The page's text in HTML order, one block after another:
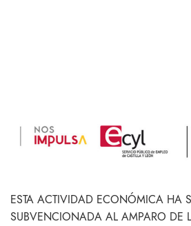
ESTA ACTIVIDAD ECONÓMICA HA
SUBVENCIONADA AL AMPARO DE